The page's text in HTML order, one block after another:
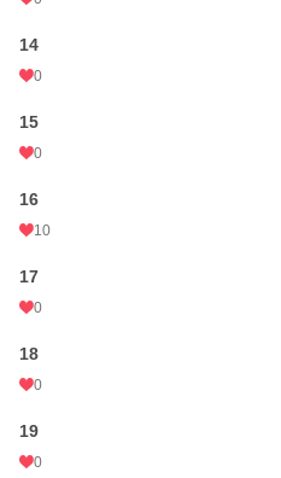
14
0
15
0
16
10
17
0
18
0
19
0